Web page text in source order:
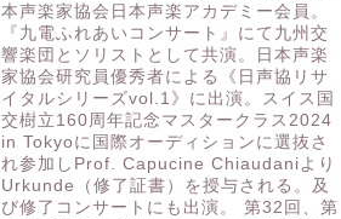
本声楽家協会日本声楽アカデミー会員。
『九電ふれあいコンサート』にて九州交
響楽団とソリストとして共演。日本声楽
家協会研究員優秀者による《日声協リサ
イタルシリーズvol.1》に出演。スイス国
交樹立160周年記念マスタークラス2024
in Tokyoに国際オーディションに選抜さ
れ参加しProf. Capucine Chiaudaniより
Urkunde（修了証書）を授与される。及
び修了コンサートにも出演。 第32回、第